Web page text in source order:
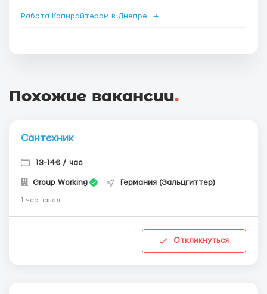
Работа Копирайтером в Днепре →
Похожие вакансии.
Сантехник
13-14€ / час
Group Working Германия (Зальцгиттер)
1 час назад
Откликнуться